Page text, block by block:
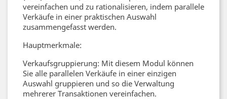
vereinfachen und zu rationalisieren, indem parallele
Verkäufe in einer praktischen Auswahl
zusammengefasst werden.
Hauptmerkmale:
Verkaufsgruppierung: Mit diesem Modul können
Sie alle parallelen Verkäufe in einer einzigen
Auswahl gruppieren und so die Verwaltung
mehrerer Transaktionen vereinfachen.